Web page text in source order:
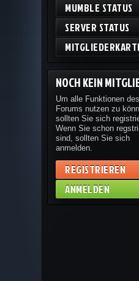
MUMBLE STATUS
SERVER STATUS
NOCH KEIN
Um alle Funktionen des
Forums nutzen zu
sollten Sie sich
Wenn Sie schon
sind, sollten Sie sich
anmelden.
REGISTRIEREN
ANMELDEN